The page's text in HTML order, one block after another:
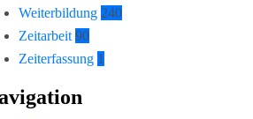
Weiterbildung 240
Zeitarbeit 90
Zeiterfassung 1